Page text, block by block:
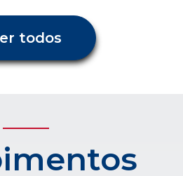
transparência e